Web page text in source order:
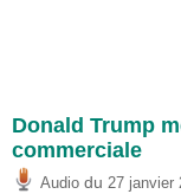
Donald Trump
commerciale
Audio du 27 janvier